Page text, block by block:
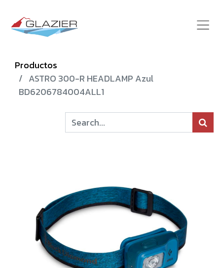
Productos
ASTRO 300-R HEADLAMP Azul
BD6206784004ALL1